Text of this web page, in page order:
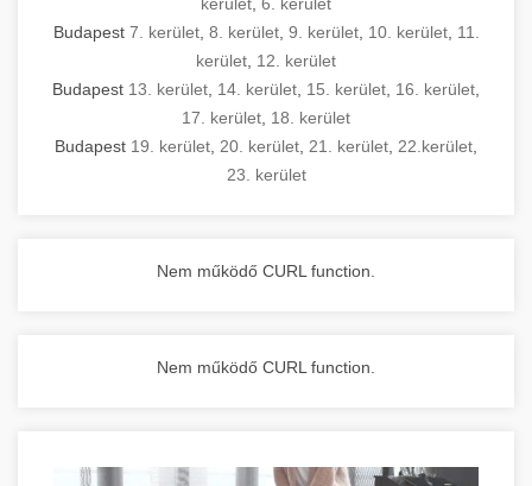
Budapest 7. kerület, 8. kerület, 9. kerület, 10. kerület, 11.
kerület 12. kerület
Budapest 13. kerület 14. kerület 15. kerület 16. kerület
17. kerület 18. kerület
Budapest 19. kerület 20. kerület 21. kerület 22.kerület
23. kerület
Nem működő CURL function.
Nem működő CURL function.